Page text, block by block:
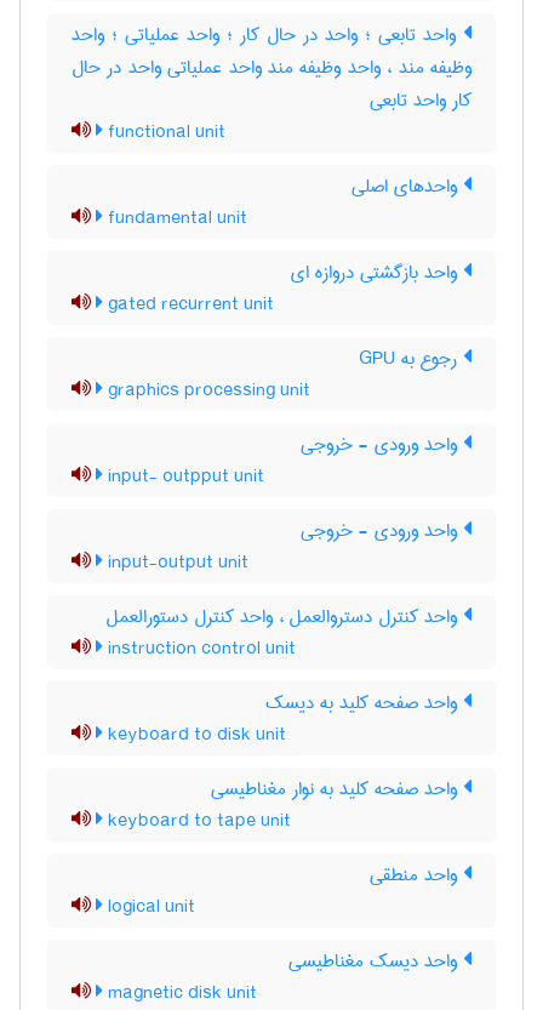
واحد تابعی ؛ واحد در حال کار ؛ واحد عملیاتی ؛ واحد
وظیفه مند ، واحد وظیفه مند واحد عملیاتی واحد در حال
کار واحد تابعی
functional unit
واحدهای اصلی
fundamental unit
واحد بازگشتی دروازه ای
gated recurrent unit
رجوع به GPU
graphics processing unit
واحد ورودی - خروجی
input- outpput unit
واحد ورودی - خروجی
input-output unit
واحد کنترل دستروالعمل ، واحد کنترل دستورالعمل
instruction control unit
واحد صفحه کلید به دیسک
keyboard to disk unit
واحد صفحه کلید به نوار مغناطیسی
keyboard to tape unit
واحد منطقی
logical unit
واحد دیسک مغناطیسی
magnetic disk unit